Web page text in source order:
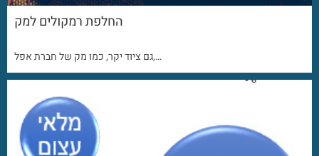
החלפת רמקולים למק
גם ציוד יקר, כמו מק של חברת אפל,…